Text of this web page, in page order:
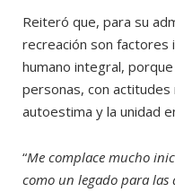
Reiteró que, para su
recreación son
humano integral,
personas, con
autoestima y la unidad
“Me complace mucho
como un legado para las